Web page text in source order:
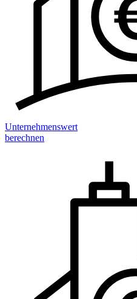
Unternehmenswert
berechnen